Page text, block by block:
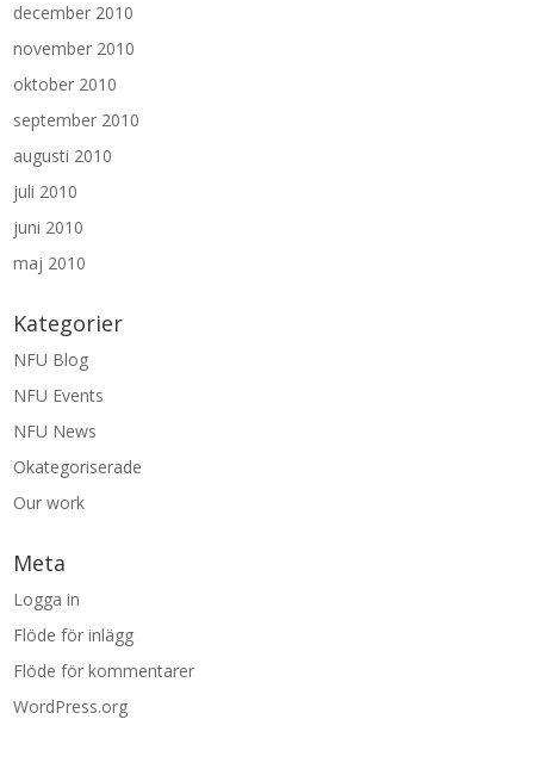
december 2010
november 2010
oktober 2010
september 2010
augusti 2010
juli 2010
juni 2010
maj 2010
Kategorier
NFU Blog
NFU Events
NFU News
Okategoriserade
Our work
Meta
Logga in
Flöde för inlägg
Flöde för kommentarer
WordPress.org